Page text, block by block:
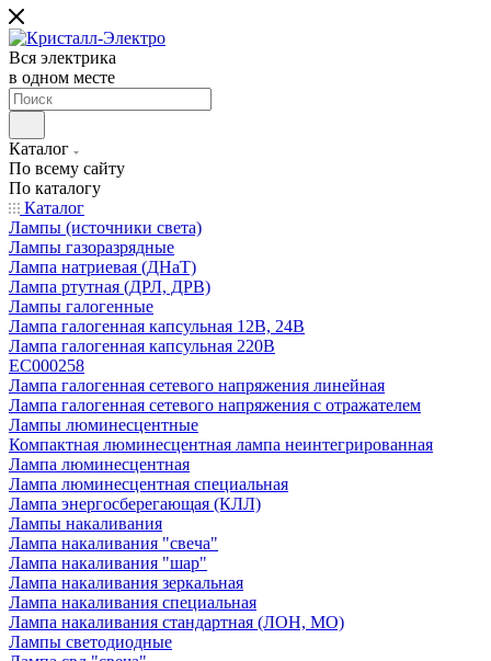
Вся электрика
в одном месте
Каталог
По всему сайту
По каталогу
Каталог
Лампы (источники света)
Лампы газоразрядные
Лампа натриевая (ДНаТ)
Лампа ртутная (ДРЛ, ДРВ)
Лампы галогенные
Лампа галогенная капсульная 12В, 24В
Лампа галогенная капсульная 220В
EC000258
Лампа галогенная сетевого напряжения линейная
Лампа галогенная сетевого напряжения с отражателем
Лампы люминесцентные
Компактная люминесцентная лампа неинтегрированная
Лампа люминесцентная
Лампа люминесцентная специальная
Лампа энергосберегающая (КЛЛ)
Лампы накаливания
Лампа накаливания "свеча"
Лампа накаливания "шар"
Лампа накаливания зеркальная
Лампа накаливания специальная
Лампа накаливания стандартная (ЛОН, МО)
Лампы светодиодные